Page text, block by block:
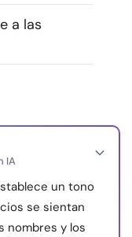
ES
a las
IA
un tono
se sientan
nombres y los